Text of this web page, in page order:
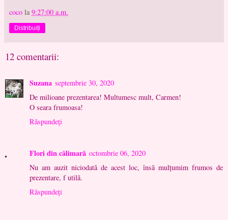
coco la 9:27:00 a.m.
Distribuiți
12 comentarii:
Suzana septembrie 30, 2020
De milioane prezentarea! Multumesc mult, Carmen!
O seara frumoasa!
Răspundeți
Flori din călimară octombrie 06, 2020
Nu am auzit niciodată de acest loc, însă mulțumim frumos de
prezentare, f utilă.
Răspundeți